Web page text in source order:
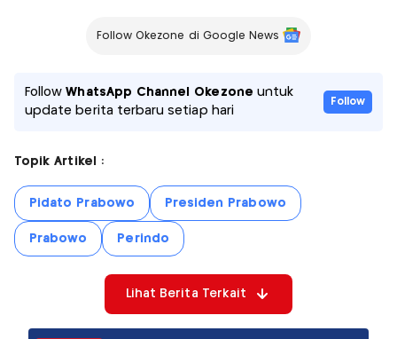
Follow Okezone di Google News
FollowWhatsApp Channel Okezone untuk
update berita terbaru setiap hari
Follow
Topik Artikel :
Pidato Prabowo Presiden Prabowo
Prabowo Perindo
Lihat Berita Terkait